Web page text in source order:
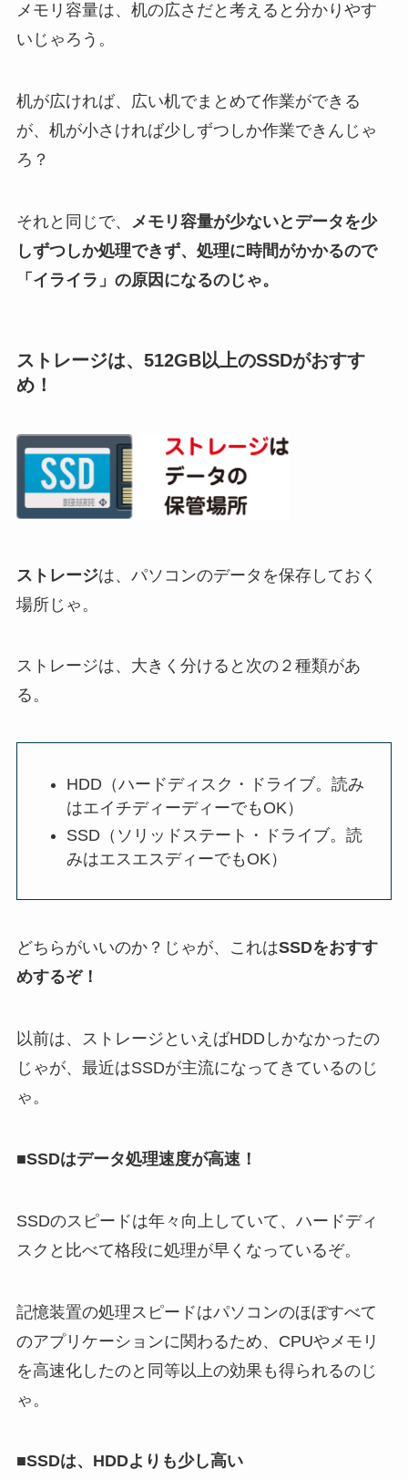
メモリ容量は、机の広さだと考えると分かりやす
いじゃろう。
机が広ければ、広い机でまとめて作業ができる
が、机が小さければ少しずつしか作業できんじゃ
ろ？
それと同じで、
メモリ容量が少ないとデータを少
しずつしか処理できず、処理に時間がかかるので
「イライラ」の原因になるのじゃ。
ストレージは、512GB以上のSSDがおすす
め！
ストレージは、パソコンのデータを保存しておく
場所じゃ。
ストレージは、大きく分けると次の２種類があ
る。
HDD（ハードディスク・ドライブ。読み
はエイチディーディーでもOK）
SSD（ソリッドステート・ドライブ。読
みはエスエスディーでもOK）
どちらがいいのか？じゃが、これはSSDをおすす
めするぞ！
以前は、ストレージといえばHDDしかなかったの
じゃが、最近はSSDが主流になってきているのじ
ゃ。
■SSDはデータ処理速度が高速！
SSDのスピードは年々向上していて、ハードディ
スクと比べて格段に処理が早くなっているぞ。
記憶装置の処理スピードはパソコンのほぼすべて
のアプリケーションに関わるため、CPUやメモリ
を高速化したのと同等以上の効果も得られるのじ
ゃ。
■SSDは、HDDよりも少し高い